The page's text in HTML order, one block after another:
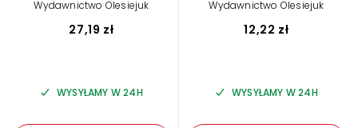
Wydawnictwo Olesiejuk
27,19 zł
WYSYŁAMY W 24H
Wydawnictwo Olesiejuk
12,22 zł
WYSYŁAMY W 24H